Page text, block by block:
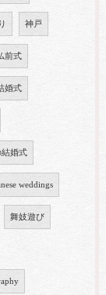
神戸
前式
婚式
婚式
weddings
舞妓遊び